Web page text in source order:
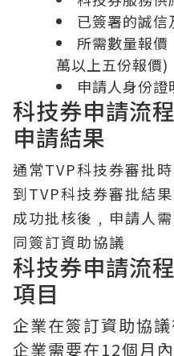
已簽署的誠信
所需數量報
萬以上五份報價)
申請人身份證
科技券申請流
申請結果
通常TVP科技券審批
到TVP科技券審批結果
成功批核後﹐申請人
同簽訂資助協議
科技券申請流
項目
企業在簽訂資助協
企業需要在12個月